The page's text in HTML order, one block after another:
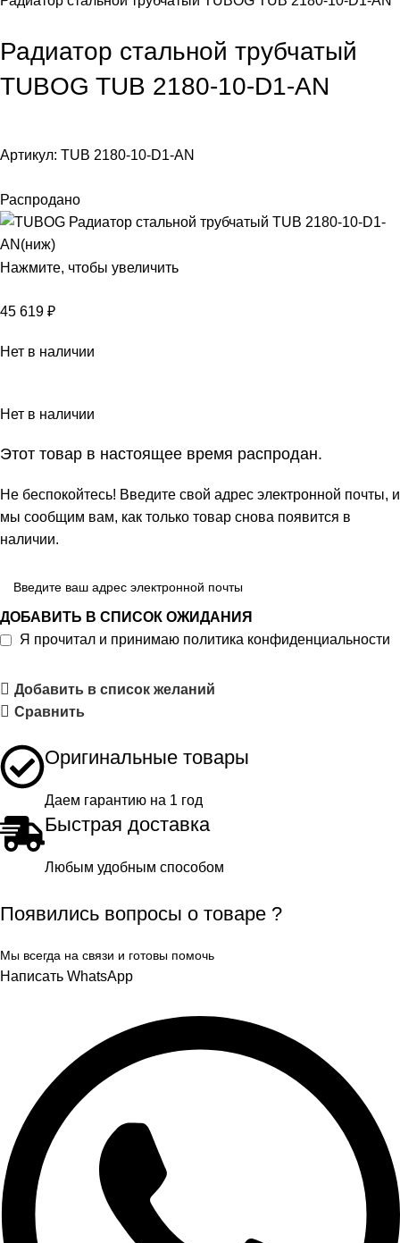
Радиатор стальной трубчатый
TUBOG TUB 2180-10-D1-AN
Артикул: TUB 2180-10-D1-AN
Распродано
Нажмите, чтобы увеличить
45 619 ₽
Нет в наличии
Нет в наличии
Этот товар в настоящее время распродан.
Не беспокойтесь! Введите свой адрес электронной почты, и
мы сообщим вам, как только товар снова появится в
наличии.
ДОБАВИТЬ В СПИСОК ОЖИДАНИЯ
Я прочитал и принимаю политика конфиденциальности
Добавить в список желаний
Сравнить
Оригинальные товары
Даем гарантию на 1 год
Быстрая доставка
Любым удобным способом
Появились вопросы о товаре ?
Мы всегда на связи и готовы помочь
Написать WhatsApp